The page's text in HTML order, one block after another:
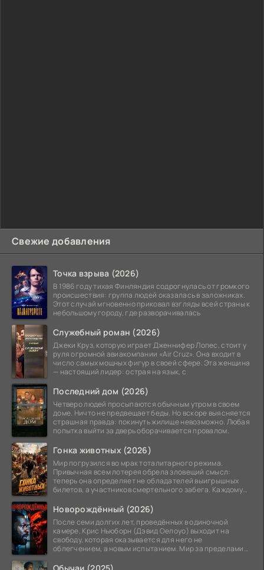
Свежие добавления
Точка взрыва (2026)
В 1986 году тихая Финляндия содрогнулась от громкого
происшествия: группа людей оказалась в заложниках.
Этот случай мгновенно приковал взгляды всей страны к
небольшому городу, где разворачивалась
Служебный роман (2026)
Джеки Круз, которую играет Дженнифер Лопес, стоит у
руля огромной авиакомпании «Air Cruz». Она входит в
число самых мощных фигур в своей сфере. Эта женщина
— настоящий лидер: острая на язык, с
Последний дом (2026)
Четверо людей просыпаются обычным утром в своем
доме. Ничто не предвещает беды. Но вскоре выясняется
страшная правда: покинуть жилище невозможно. Любая
попытка выйти за дверь оборачивается провалом.
Гонка животных (2026)
Мир погрузился во мрак тоталитарного режима.
Привычная всем лотерея обрела зловещий смысл:
теперь она определяет не обладателей выигрышных
билетов, а участников смертельного забега. Каждому
Новорождённый (2026)
После семи долгих лет, проведённых в одиночной
камере, Крис Ньюборн (Дэвид Оелоуо) выходит на
свободу, которая оказывается для него не
облегчением, а новым испытанием. Мир за пределами